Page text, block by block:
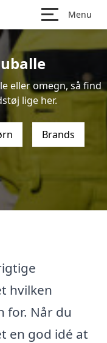
Menu
eller omegn, så find
lige her.
Brands
hvilken
for. Når du
en god idé at